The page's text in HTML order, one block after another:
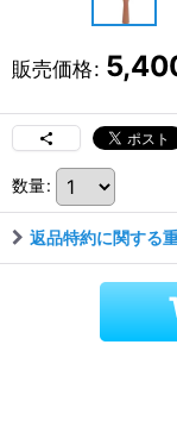
販売価格:
数量:
返品特約に関する